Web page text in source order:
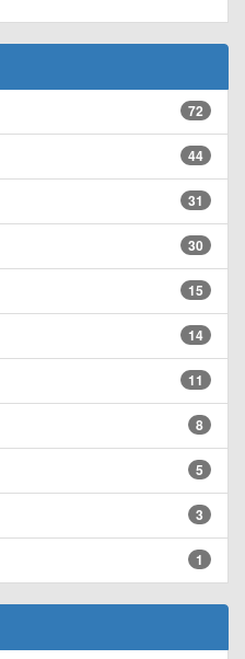
72
44
31
30
15
14
11
8
5
3
1